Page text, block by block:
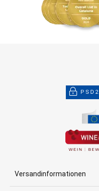
PSD2
Versandinformationen